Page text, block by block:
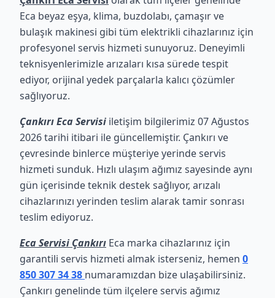
Eca beyaz eşya, klima, buzdolabı, çamaşır ve
bulaşık makinesi gibi tüm elektrikli cihazlarınız için
profesyonel servis hizmeti sunuyoruz. Deneyimli
teknisyenlerimizle arızaları kısa sürede tespit
ediyor, orijinal yedek parçalarla kalıcı çözümler
sağlıyoruz.
Çankırı Eca Servisi iletişim bilgilerimiz 07 Ağustos
2026 tarihi itibari ile güncellemiştir. Çankırı ve
çevresinde binlerce müşteriye yerinde servis
hizmeti sunduk. Hızlı ulaşım ağımız sayesinde aynı
gün içerisinde teknik destek sağlıyor, arızalı
cihazlarınızı yerinden teslim alarak tamir sonrası
teslim ediyoruz.
Eca Servisi Çankırı Eca marka cihazlarınız için
garantili servis hizmeti almak isterseniz, hemen 0
850 307 34 38 numaramızdan bize ulaşabilirsiniz.
Çankırı genelinde tüm ilçelere servis ağımız